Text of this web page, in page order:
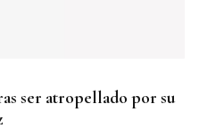
ser atropellado por su